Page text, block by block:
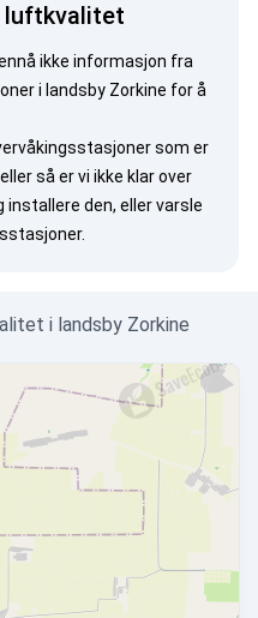
luftkvalitet
ikke informasjon fra
i landsby Zorkine for å
som er
så er vi ikke klar over
installere den, ellervarsle
i landsby Zorkine